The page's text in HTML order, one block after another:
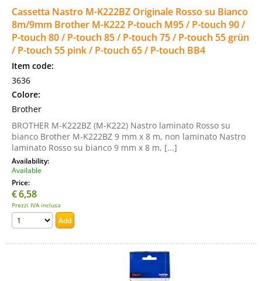
Cassetta Nastro M-K222BZ Originale Rosso su Bianco
8m/9mm Brother M-K222 P-touch M95 / P-touch 90 /
P-touch 80 / P-touch 85 / P-touch 75 / P-touch 55 grün
/ P-touch 55 pink / P-touch 65 / P-touch BB4
Item code:
3636
Colore:
Brother
BROTHER M-K222BZ (M-K222) Nastro laminato Rosso su
bianco Brother M-K222BZ 9 mm x 8 m, non laminato Nastro
laminato Rosso su bianco 9 mm x 8 m, [...]
Availability:
Available
Price:
€6,58
Prezzi IVA inclusa